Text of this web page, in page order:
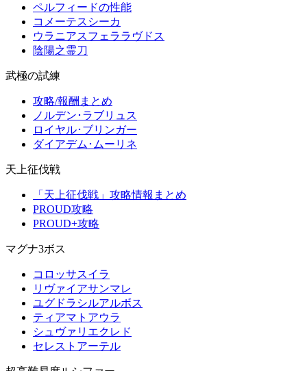
ペルフィードの性能
コメーテスシーカ
ウラニアスフェララヴドス
陰陽之霊刀
武極の試練
攻略/報酬まとめ
ノルデン･ラブリュス
ロイヤル･ブリンガー
ダイアデム･ムーリネ
天上征伐戦
「天上征伐戦」攻略情報まとめ
PROUD攻略
PROUD+攻略
マグナ3ボス
コロッサスイラ
リヴァイアサンマレ
ユグドラシルアルボス
ティアマトアウラ
シュヴァリエクレド
セレストアーテル